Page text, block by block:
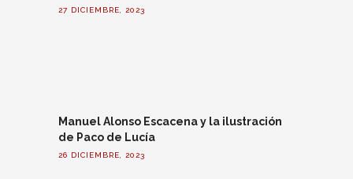
27 DICIEMBRE, 2023
Manuel Alonso Escacena y la ilustración
de Paco de Lucía
26 DICIEMBRE, 2023